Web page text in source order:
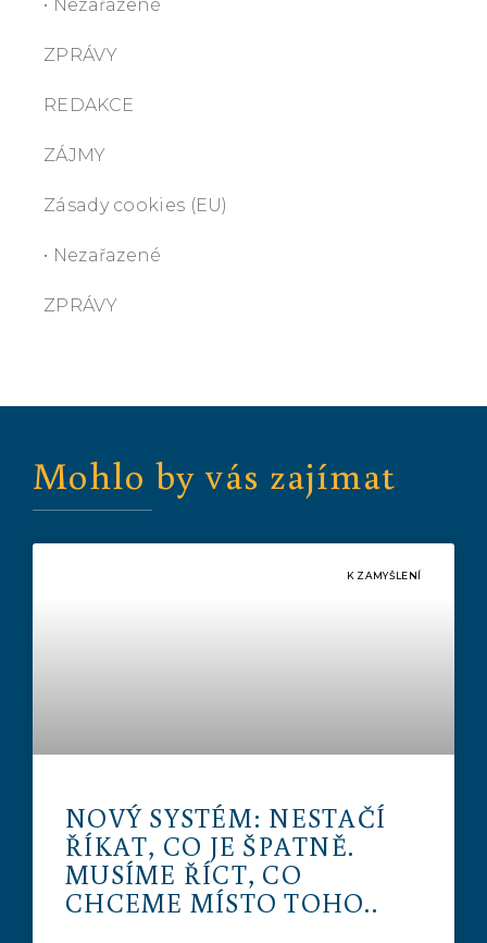
• Nezařazené
ZPRÁVY
REDAKCE
ZÁJMY
Zásady cookies (EU)
• Nezařazené
ZPRÁVY
Mohlo by vás zajímat
K ZAMYŠLENÍ
NOVÝ SYSTÉM: NESTAČÍ
ŘÍKAT, CO JE ŠPATNĚ.
MUSÍME ŘÍCT, CO
CHCEME MÍSTO TOHO..